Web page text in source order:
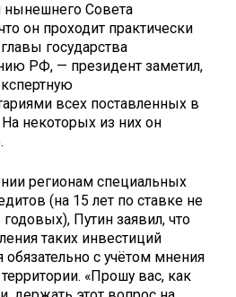
нынешнего Совета
он проходит практически
государства
РФ, — президент заметил,
всех поставленных в
некоторых из них он
регионам специальных
(на 15 лет по ставке не
Путин заявил, что
таких инвестиций
с учётом мнения
«Прошу вас, как